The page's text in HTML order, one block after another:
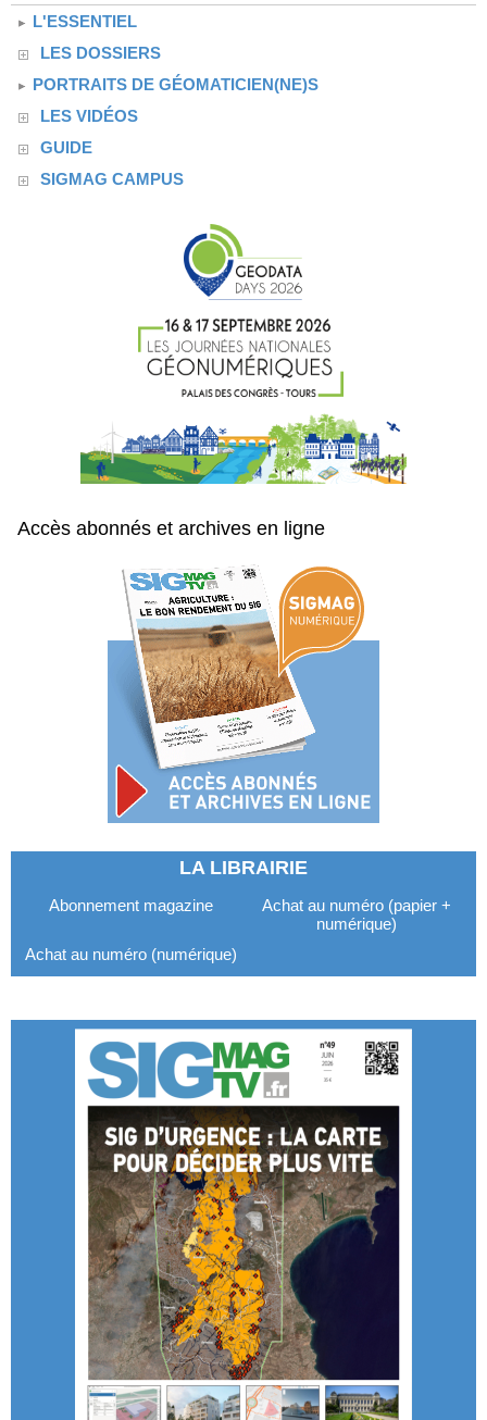
L'ESSENTIEL
LES DOSSIERS
PORTRAITS DE GÉOMATICIEN(NE)S
LES VIDÉOS
GUIDE
SIGMAG CAMPUS
Accès abonnés et archives en ligne
LA LIBRAIRIE
Abonnement magazine
Achat au numéro (papier +
numérique)
Achat au numéro (numérique)